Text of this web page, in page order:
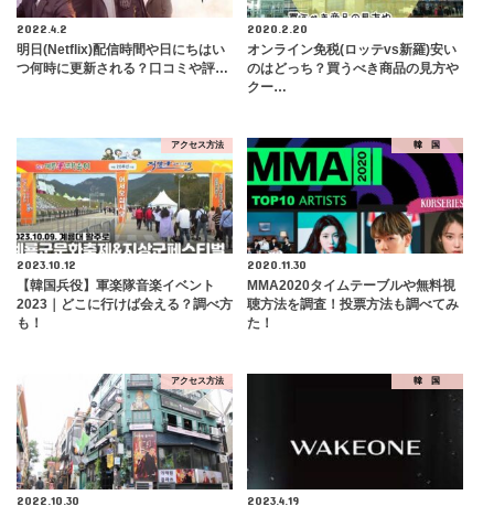
2022.4.2
明日(Netflix)配信時間や日にちはい
つ何時に更新される？口コミや評…
2020.2.20
オンライン免税(ロッテvs新羅)安い
のはどっち？買うべき商品の見方や
クー…
アクセス方法
2023.10.12
【韓国兵役】軍楽隊音楽イベント
2023｜どこに行けば会える？調べ方
も！
韓 国
2020.11.30
MMA2020タイムテーブルや無料視
聴方法を調査！投票方法も調べてみ
た！
アクセス方法
2022.10.30
韓 国
2023.4.19